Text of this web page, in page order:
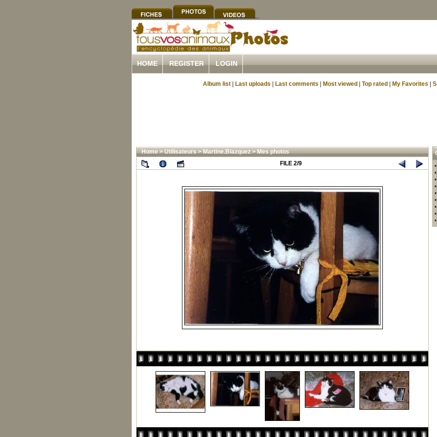
HOME REGISTER LOGIN
Album list Last uploads Last comments Most viewed Top rated My Favorites
Home>Utilisateurs>Martine.Blazquez>Mes photos
FILE 2/9
•
•
•
•